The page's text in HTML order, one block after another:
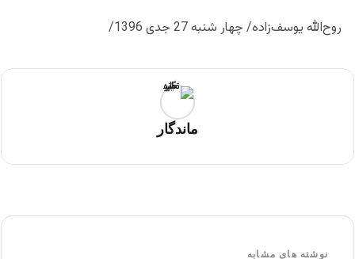
روح‌الله یوسف‌زاده/ چهار شنبه 27 جدی 1396/
ماندگار
نوشته های مشابه